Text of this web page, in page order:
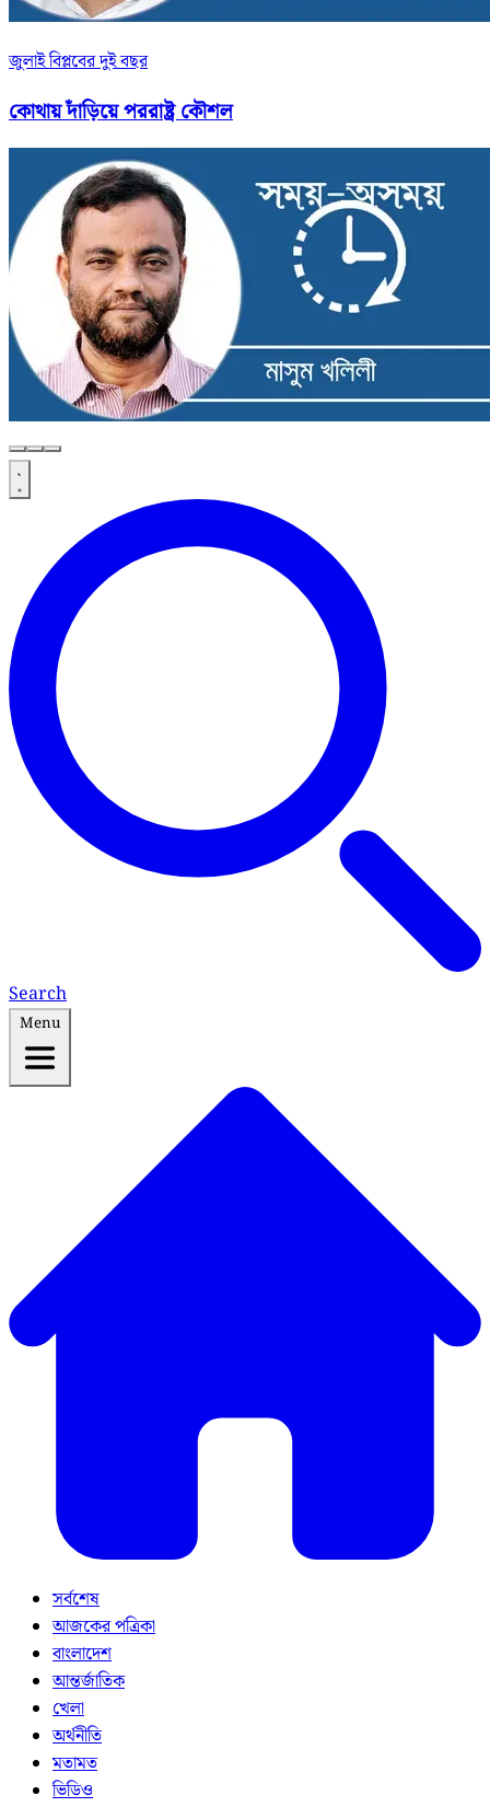
জুলাই বিপ্লবের দুই বছর
কোথায় দাঁড়িয়ে পররাষ্ট্র কৌশল
Search
Menu
সর্বশেষ
আজকের পত্রিকা
বাংলাদেশ
আন্তর্জাতিক
খেলা
অর্থনীতি
মতামত
ভিডিও